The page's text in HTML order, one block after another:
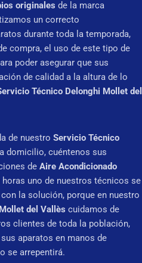
originales de la marca
un correcto
durante toda la temporada,
compra, el uso de este tipo de
poder asegurar que sus
de calidad a la altura de lo
Técnico Delonghi Mollet del
de nuestro Servicio Técnico
a domicilio, cuéntenos sus
de Aire Acondicionado
horas uno de nuestros técnicos se
la solución, porque en nuestro
del Vallès cuidamos de
clientes de toda la población,
aparatos en manos de
se arrepentirá.